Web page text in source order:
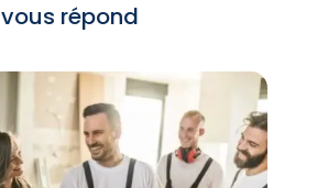
vous répond